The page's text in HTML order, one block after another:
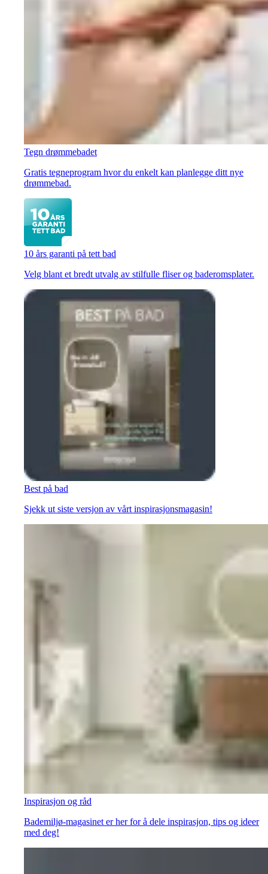
Tegn drømmebadet
Gratis tegneprogram hvor du enkelt kan planlegge ditt nye
drømmebad.
10 års garanti på tett bad
Velg blant et bredt utvalg av stilfulle fliser og baderomsplater.
Best på bad
Sjekk ut siste versjon av vårt inspirasjonsmagasin!
Inspirasjon og råd
Bademiljø-magasinet er her for å dele inspirasjon, tips og ideer
med deg!